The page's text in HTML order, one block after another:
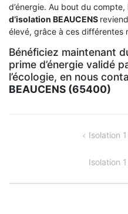
d’énergie. Au bout du
d’isolation BEAUCENS
élevé, grâce à ces différentes
Bénéficiez maintenant
prime d’énergie validé
l’écologie, en nous
BEAUCENS (65400)
Isolation
Isolation